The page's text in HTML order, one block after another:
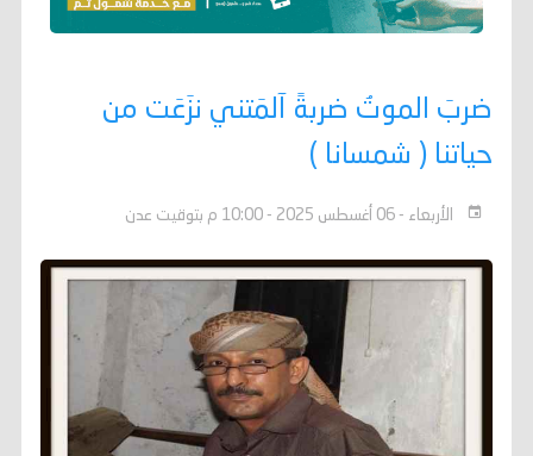
ضربَ الموتُ ضربةً آلمَتني نزَعَت من
حياتنا ( شمسانا )
الأربعاء - 06 أغسطس 2025 - 10:00 م بتوقيت عدن